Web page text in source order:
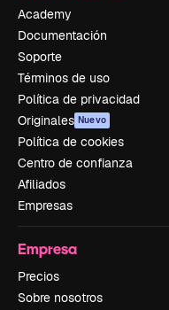
Academy
Documentación
Soporte
Términos de uso
Política de privacidad
Originales Nuevo
Política de cookies
Centro de confianza
Afiliados
Empresas
Empresa
Precios
Sobre nosotros